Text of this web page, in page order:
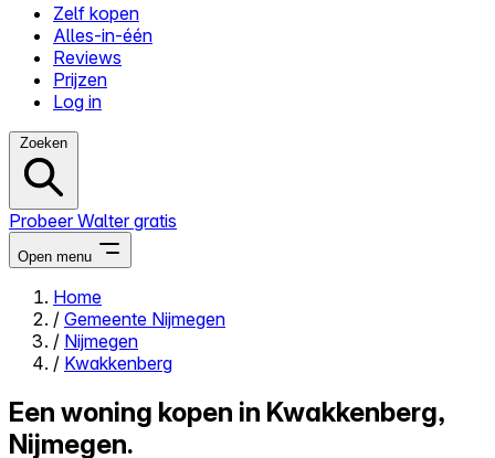
Zelf kopen
Alles-in-één
Reviews
Prijzen
Log in
Zoeken
Probeer Walter gratis
Open menu
Close menu
Home
/ Gemeente Nijmegen
/ Nijmegen
/ Kwakkenberg
Een woning kopen in Kwakkenberg,
Nijmegen.